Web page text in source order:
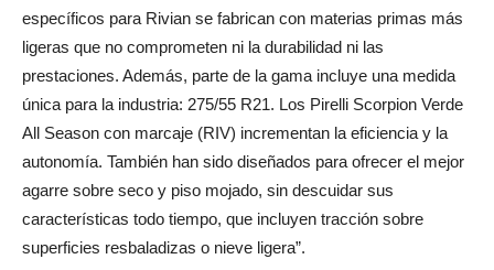
específicos para Rivian se fabrican con materias primas más
ligeras que no comprometen ni la durabilidad ni las
prestaciones. Además, parte de la gama incluye una medida
única para la industria: 275/55 R21. Los Pirelli Scorpion Verde
All Season con marcaje (RIV) incrementan la eficiencia y la
autonomía. También han sido diseñados para ofrecer el mejor
agarre sobre seco y piso mojado, sin descuidar sus
características todo tiempo, que incluyen tracción sobre
superficies resbaladizas o nieve ligera”.